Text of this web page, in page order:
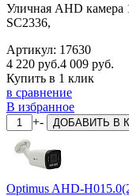
Уличная AHD камера
SC2336,
Артикул: 17630
4 220 руб.4 009 руб.
Купить в 1 клик
в сравнение
В избранное
+- ДОБАВИТЬ В
Optimus AHD-